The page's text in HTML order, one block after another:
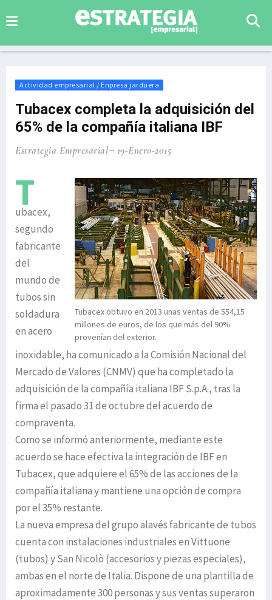
Actividad empresarial / Enpresa jarduera
Tubacex completa la adquisición del
65% de la compañía italiana IBF
Estrategia Empresarial 19-Enero-2015
Tubacex obtuvo en 2013 unas ventas de 554,15
millones de euros, de los que más del 90%
provenían del exterior.
T
ubacex,
segundo
fabricante
del
mundo de
tubos sin
soldadura
en acero
inoxidable, ha comunicado a la Comisión Nacional del
Mercado de Valores (CNMV) que ha completado la
adquisición de la compañía italiana IBF S.p.A., tras la
firma el pasado 31 de octubre del acuerdo de
compraventa.
Como se informó anteriormente, mediante este
acuerdo se hace efectiva la integración de IBF en
Tubacex, que adquiere el 65% de las acciones de la
compañía italiana y mantiene una opción de compra
por el 35% restante.
La nueva empresa del grupo alavés fabricante de tubos
cuenta con instalaciones industriales en Vittuone
(tubos) y San Nicolò (accesorios y piezas especiales),
ambas en el norte de Italia. Dispone de una plantilla de
aproximadamente 300 personas y sus ventas superaron